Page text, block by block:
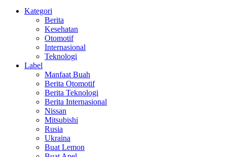
Kategori
Berita
Kesehatan
Otomotif
Internasional
Teknologi
Label
Manfaat Buah
Berita Otomotif
Berita Teknologi
Berita Internasional
Nissan
Mitsubishi
Rusia
Ukraina
Buat Lemon